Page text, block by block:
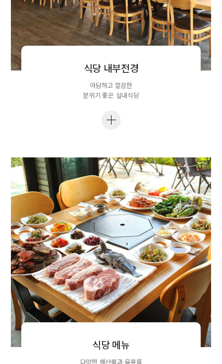
식당 내부전경
아담하고 깔끔한
분위기 좋은 실내식당
식당 메뉴
다양한 해산물과 육류를